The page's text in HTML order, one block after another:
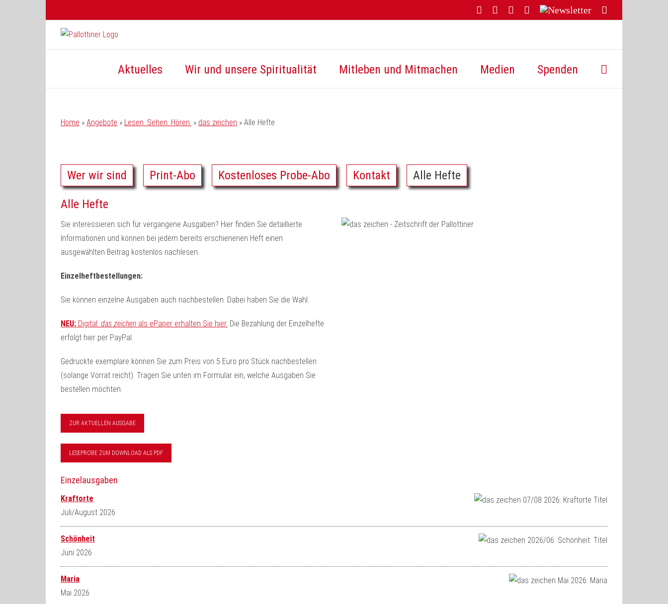
FacebookYouTubeInstagram
Threads
Newsletter
Mail
Aktuelles Wir und unsere Spiritualität Mitleben und Mitmachen Medien Spenden
Home » Angebote » Lesen. Sehen. Hören. » das zeichen » Alle Hefte
Wer wir sind Print-Abo Kostenloses Probe-Abo Kontakt Alle Hefte
Alle Hefte
Sie interessieren sich für vergangene Ausgaben? Hier finden Sie detaillierte
Informationen und können bei jedem bereits erschienenen Heft einen
ausgewählten Beitrag kostenlos nachlesen.
Einzelheftbestellungen:
Sie können einzelne Ausgaben auch nachbestellen. Dabei haben Sie die Wahl:
NEU: Digital: das zeichen als ePaper erhalten Sie hier. Die Bezahlung der Einzelhefte
erfolgt hier per PayPal.
Gedruckte exemplare können Sie zum Preis von 5 Euro pro Stück nachbestellen
(solange Vorrat reicht). Tragen Sie unten im Formular ein, welche Ausgaben Sie
bestellen möchten.
ZUR AKTUELLEN AUSGABE
LESEPROBE ZUM DOWNLOAD ALS PDF
Einzelausgaben
Kraftorte
Juli/August 2026
Schönheit
Juni 2026
Maria
Mai 2026